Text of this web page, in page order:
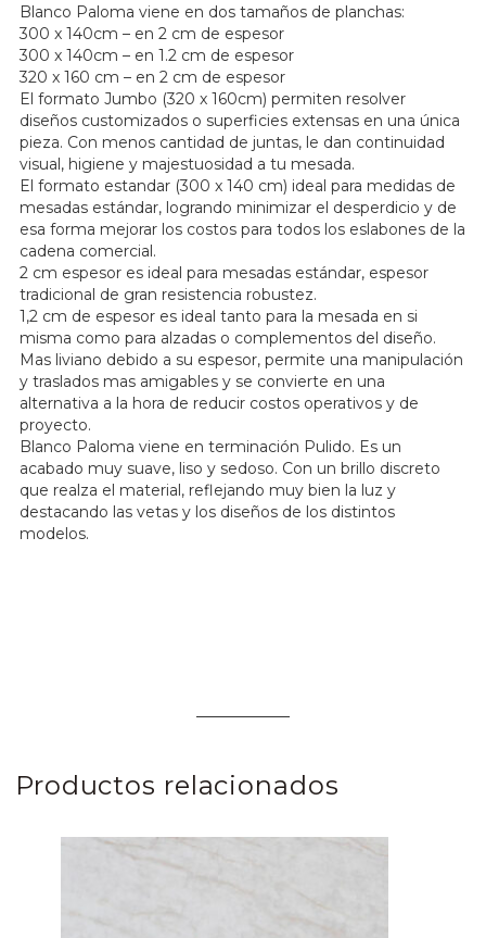
Blanco Paloma viene en dos tamaños de planchas:
300 x 140cm – en 2 cm de espesor
300 x 140cm – en 1.2 cm de espesor
320 x 160 cm – en 2 cm de espesor
El formato Jumbo (320 x 160cm) permiten resolver
diseños customizados o superficies extensas en una única
pieza. Con menos cantidad de juntas, le dan continuidad
visual, higiene y majestuosidad a tu mesada.
El formato estandar (300 x 140 cm) ideal para medidas de
mesadas estándar, logrando minimizar el desperdicio y de
esa forma mejorar los costos para todos los eslabones de la
cadena comercial.
2 cm espesor es ideal para mesadas estándar, espesor
tradicional de gran resistencia robustez.
1,2 cm de espesor es ideal tanto para la mesada en si
misma como para alzadas o complementos del diseño.
Mas liviano debido a su espesor, permite una manipulación
y traslados mas amigables y se convierte en una
alternativa a la hora de reducir costos operativos y de
proyecto.
Blanco Paloma viene en terminación Pulido. Es un
acabado muy suave, liso y sedoso. Con un brillo discreto
que realza el material, reflejando muy bien la luz y
destacando las vetas y los diseños de los distintos
modelos.
Productos relacionados